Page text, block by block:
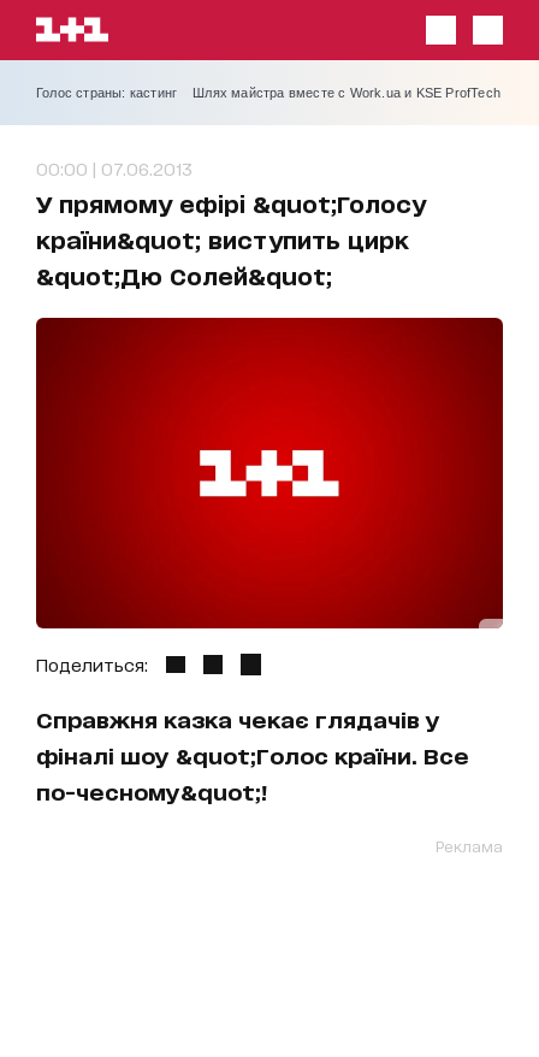
Голос страны: кастинг Шлях майстра вместе с Work.ua и KSE ProfTech
00:00 | 07.06.2013
У прямому ефірі &quot;Голосу
країни&quot; виступить цирк
&quot;Дю Солей&quot;
Поделиться:
Справжня казка чекає глядачів у
фіналі шоу &quot;Голос країни. Все
по-чесному&quot;!
Реклама